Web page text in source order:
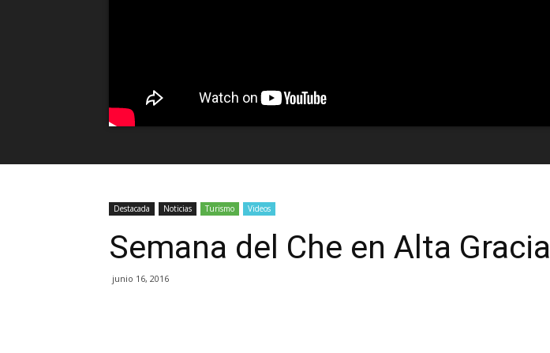
Destacada Noticias Turismo Videos
Semana del Che en Alta Gracia
junio 16, 2016